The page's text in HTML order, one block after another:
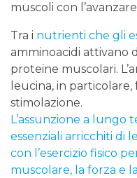
muscoli con
Tra i nutrienti che gli
amminoacidi attivano
proteine muscolari.
leucina, in
stimolazione.
L’assunzione a lungo
essenziali arricchiti di
con l’esercizio fisico
muscolare, la forza e